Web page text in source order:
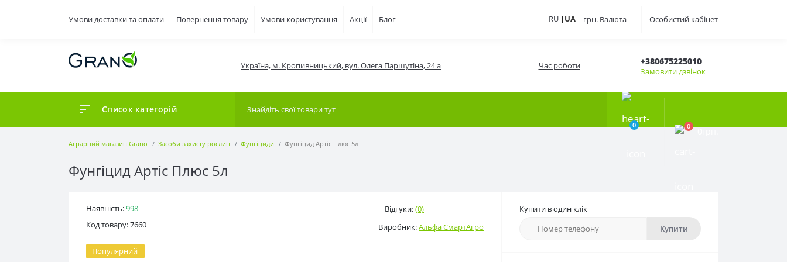
Умови доставки та оплати Повернення товару Умови користування Акції Блог RU | UA грн. Валюта Особистий кабінет
Україна, м. Кропивницький, вул. Олега Паршутіна, 24 а Час роботи +380675225010
Замовити дзвінок
Список категорій
0 0
Аграрний магазин Grano Засоби захисту рослин Фунгіциди Фунгіцид Артіс Плюс 5л
Фунгіцид Артіс Плюс 5л
Наявність:998
Код товару: 7660
Відгуки:(0)
Виробник:Альфа СмартАгро
Популярний
Купити в один клік
Купити